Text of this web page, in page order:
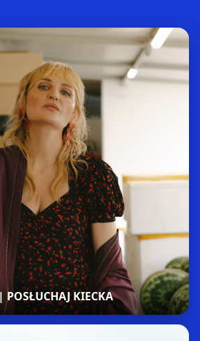
KIECKA